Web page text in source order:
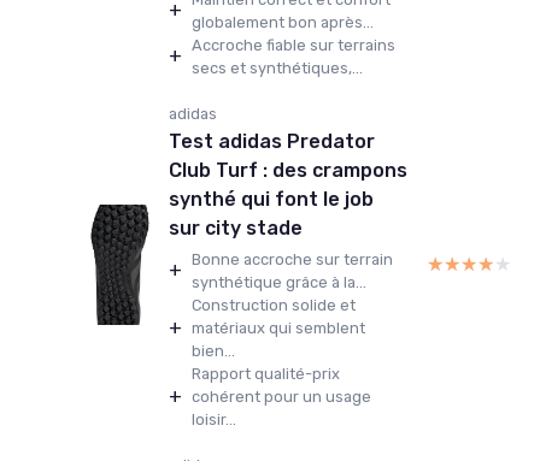
+
globalement bon après...
+ Accroche fiable sur terrains
secs et synthétiques,...
adidas
Test adidas Predator
Club Turf : des crampons
synthé qui font le job
sur city stade
+ Bonne accroche sur terrain
synthétique grâce à la...
+
Construction solide et
matériaux qui semblent
bien...
+
Rapport qualité-prix
cohérent pour un usage
loisir...
★★★★★
★★★★★